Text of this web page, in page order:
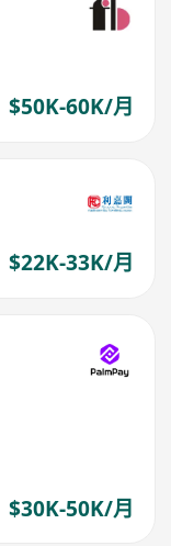
$50K-60K/月
$22K-33K/月
$30K-50K/月